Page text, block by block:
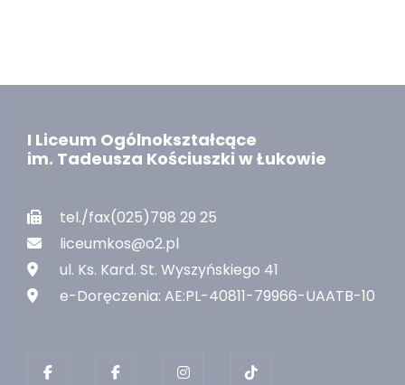
I Liceum Ogólnokształcące
im. Tadeusza Kościuszki w Łukowie
tel./fax(025)798 29 25
liceumkos@o2.pl
ul. Ks. Kard. St. Wyszyńskiego 41
e-Doręczenia: AE:PL-40811-79966-UAATB-10